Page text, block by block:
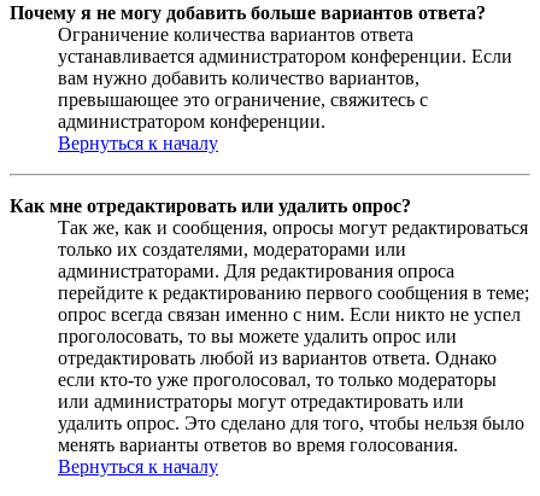
Почему я не могу добавить больше вариантов ответа?
Ограничение количества вариантов ответа
устанавливается администратором конференции. Если
вам нужно добавить количество вариантов,
превышающее это ограничение, свяжитесь с
администратором конференции.
Вернуться к началу
Как мне отредактировать или удалить опрос?
Так же, как и сообщения, опросы могут редактироваться
только их создателями, модераторами или
администраторами. Для редактирования опроса
перейдите к редактированию первого сообщения в теме;
опрос всегда связан именно с ним. Если никто не успел
проголосовать, то вы можете удалить опрос или
отредактировать любой из вариантов ответа. Однако
если кто-то уже проголосовал, то только модераторы
или администраторы могут отредактировать или
удалить опрос. Это сделано для того, чтобы нельзя было
менять варианты ответов во время голосования.
Вернуться к началу